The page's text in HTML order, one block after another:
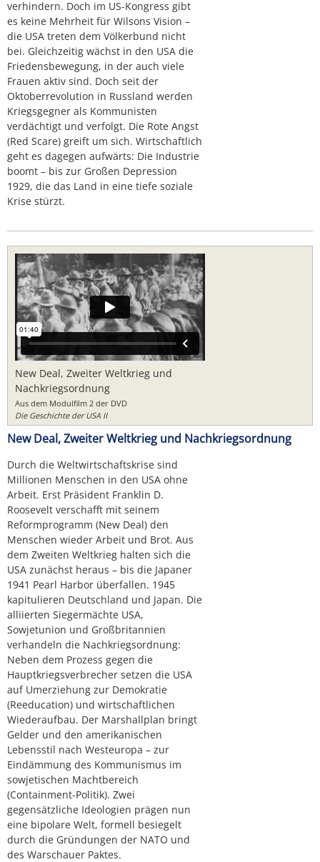
verhindern. Doch im US-Kongress gibt
es keine Mehrheit für Wilsons Vision –
die USA treten dem Völkerbund nicht
bei. Gleichzeitig wächst in den USA die
Friedensbewegung, in der auch viele
Frauen aktiv sind. Doch seit der
Oktoberrevolution in Russland werden
Kriegsgegner als Kommunisten
verdächtigt und verfolgt. Die Rote Angst
(Red Scare) greift um sich. Wirtschaftlich
geht es dagegen aufwärts: Die Industrie
boomt – bis zur Großen Depression
1929, die das Land in eine tiefe soziale
Krise stürzt.
New Deal, Zweiter Weltkrieg und
Nachkriegsordnung
Aus dem Modulfilm 2 der DVD
Die Geschichte der USA II
New Deal, Zweiter Weltkrieg und Nachkriegsordnung
Durch die Weltwirtschaftskrise sind
Millionen Menschen in den USA ohne
Arbeit. Erst Präsident Franklin D.
Roosevelt verschafft mit seinem
Reformprogramm (New Deal) den
Menschen wieder Arbeit und Brot. Aus
dem Zweiten Weltkrieg halten sich die
USA zunächst heraus – bis die Japaner
1941 Pearl Harbor überfallen. 1945
kapitulieren Deutschland und Japan. Die
alliierten Siegermächte USA,
Sowjetunion und Großbritannien
verhandeln die Nachkriegsordnung:
Neben dem Prozess gegen die
Hauptkriegsverbrecher setzen die USA
auf Umerziehung zur Demokratie
(Reeducation) und wirtschaftlichen
Wiederaufbau. Der Marshallplan bringt
Gelder und den amerikanischen
Lebensstil nach Westeuropa – zur
Eindämmung des Kommunismus im
sowjetischen Machtbereich
(Containment-Politik). Zwei
gegensätzliche Ideologien prägen nun
eine bipolare Welt, formell besiegelt
durch die Gründungen der NATO und
des Warschauer Paktes.